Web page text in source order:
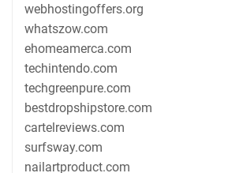
webhostingoffers.org
whatszow.com
ehomeamerca.com
techintendo.com
techgreenpure.com
bestdropshipstore.com
cartelreviews.com
surfsway.com
nailartproduct.com